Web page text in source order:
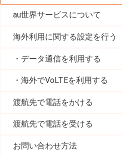
au世界サービスについて
海外利用に関する設定を行う
データ通信を利用する
海外でVoLTEを利用する
渡航先で電話をかける
渡航先で電話を受ける
お問い合わせ方法